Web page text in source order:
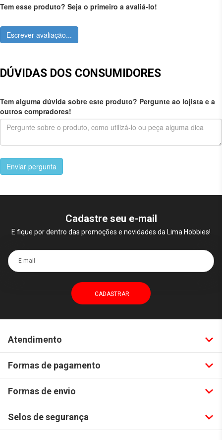
Tem esse produto? Seja o primeiro a avaliá-lo!
Escrever avaliação...
DÚVIDAS DOS CONSUMIDORES
Tem alguma dúvida sobre este produto? Pergunte ao lojista e a
outros compradores!
Enviar pergunta
Cadastre seu e-mail
E fique por dentro das promoções e novidades da Lima Hobbies!
E-mail
Atendimento
Formas de pagamento
Formas de envio
Selos de segurança